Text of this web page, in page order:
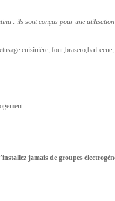
: ils sont conçus pour une
four,brasero,barbecue,
jamais de groupes